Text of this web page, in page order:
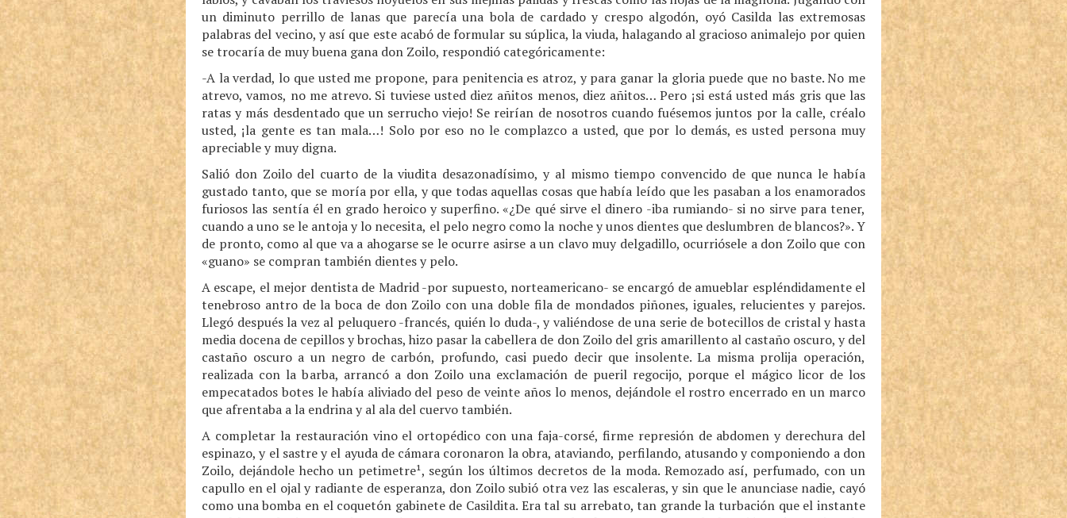
un diminuto perrillo de lanas que parecía una bola de cardado y crespo algodón, oyó Casilda las extremosas
palabras del vecino, y así que este acabó de formular su súplica, la viuda, halagando al gracioso animalejo por quien
se trocaría de muy buena gana don Zoilo, respondió categóricamente:
-A la verdad, lo que usted me propone, para penitencia es atroz, y para ganar la gloria puede que no baste. No me
atrevo, vamos, no me atrevo. Si tuviese usted diez añitos menos, diez añitos… Pero ¡si está usted más gris que las
ratas y más desdentado que un serrucho viejo! Se reirían de nosotros cuando fuésemos juntos por la calle, créalo
usted, ¡la gente es tan mala…! Solo por eso no le complazco a usted, que por lo demás, es usted persona muy
apreciable y muy digna.
Salió don Zoilo del cuarto de la viudita desazonadísimo, y al mismo tiempo convencido de que nunca le había
gustado tanto, que se moría por ella, y que todas aquellas cosas que había leído que les pasaban a los enamorados
furiosos las sentía él en grado heroico y superfino. «¿De qué sirve el dinero -iba rumiando- si no sirve para tener,
cuando a uno se le antoja y lo necesita, el pelo negro como la noche y unos dientes que deslumbren de blancos?». Y
de pronto, como al que va a ahogarse se le ocurre asirse a un clavo muy delgadillo, ocurriósele a don Zoilo que con
«guano» se compran también dientes y pelo.
A escape, el mejor dentista de Madrid -por supuesto, norteamericano- se encargó de amueblar espléndidamente el
tenebroso antro de la boca de don Zoilo con una doble fila de mondados piñones, iguales, relucientes y parejos.
Llegó después la vez al peluquero -francés, quién lo duda-, y valiéndose de una serie de botecillos de cristal y hasta
media docena de cepillos y brochas, hizo pasar la cabellera de don Zoilo del gris amarillento al castaño oscuro, y del
castaño oscuro a un negro de carbón, profundo, casi puedo decir que insolente. La misma prolija operación,
realizada con la barba, arrancó a don Zoilo una exclamación de pueril regocijo, porque el mágico licor de los
empecatados botes le había aliviado del peso de veinte años lo menos, dejándole el rostro encerrado en un marco
que afrentaba a la endrina y al ala del cuervo también.
A completar la restauración vino el ortopédico con una faja-corsé, firme represión de abdomen y derechura del
espinazo, y el sastre y el ayuda de cámara coronaron la obra, ataviando, perfilando, atusando y componiendo a don
Zoilo, dejándole hecho un petimetre¹, según los últimos decretos de la moda. Remozado así, perfumado, con un
capullo en el ojal y radiante de esperanza, don Zoilo subió otra vez las escaleras, y sin que le anunciase nadie, cayó
como una bomba en el coquetón gabinete de Casildita. Era tal su arrebato, tan grande la turbación que el instante